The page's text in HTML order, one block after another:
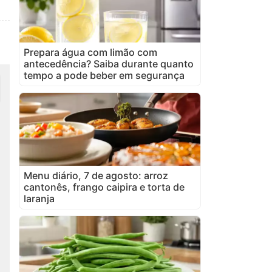
Prepara água com limão com
antecedência? Saiba durante quanto
tempo a pode beber em segurança
Menu diário, 7 de agosto: arroz
cantonês, frango caipira e torta de
laranja